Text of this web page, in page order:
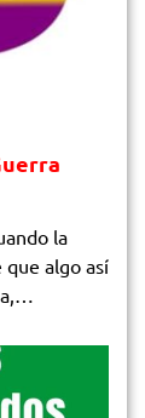
la
algo así